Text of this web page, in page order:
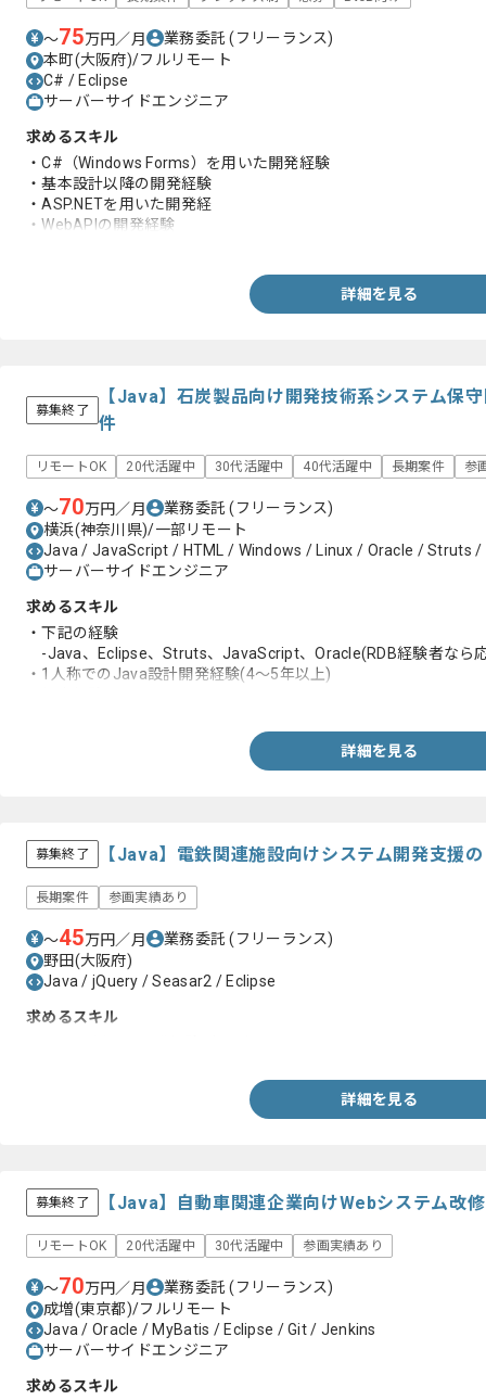
〜75万円／月 業務委託(フリーランス)
本町(大阪府)/フルリモート
C# / Eclipse
サーバーサイドエンジニア
求めるスキル
・C#（Windows Forms）を用いた開発経験
・基本設計以降の開発経験
・ASP.NETを用いた開発経
・WebAPIの開発経験
詳細を見る
募集終了
【Java】石炭製品向け開発技術系システム保
件
リモートOK 20代活躍中 30代活躍中 40代活躍中 長期案件 参
〜70万円／月 業務委託(フリーランス)
横浜(神奈川県)/一部リモート
Java / JavaScript / HTML / Windows / Linux / Oracle / Struts /
サーバーサイドエンジニア
求めるスキル
・下記の経験
-Java、Eclipse、Struts、JavaScript、Oracle(RDB経験者なら
・1人称でのJava設計開発経験(4～5年以上)
詳細を見る
募集終了 【Java】電鉄関連施設向けシステム開発支援
長期案件 参画実績あり
〜45万円／月 業務委託(フリーランス)
野田(大阪府)
Java / jQuery / Seasar2 / Eclipse
求めるスキル
詳細を見る
募集終了 【Java】自動車関連企業向けWebシステム改
リモートOK 20代活躍中 30代活躍中 参画実績あり
〜70万円／月 業務委託(フリーランス)
成増(東京都)/フルリモート
Java / Oracle / MyBatis / Eclipse / Git / Jenkins
サーバーサイドエンジニア
求めるスキル